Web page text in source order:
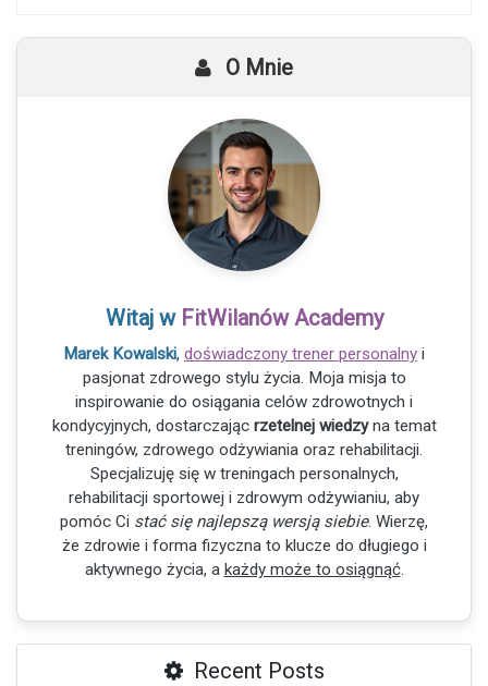
O Mnie
Witaj w FitWilanów Academy
Marek Kowalski, doświadczony trener personalny i
pasjonat zdrowego stylu życia. Moja misja to
inspirowanie do osiągania celów zdrowotnych i
kondycyjnych, dostarczając rzetelnej wiedzyna temat
treningów, zdrowego odżywiania oraz rehabilitacji.
Specjalizuję się w treningach personalnych,
rehabilitacji sportowej i zdrowym odżywianiu, aby
pomóc Ci stać się najlepszą wersją siebie. Wierzę,
że zdrowie i forma fizyczna to klucze do długiego i
aktywnego życia, a każdy może to osiągnąć.
Recent Posts